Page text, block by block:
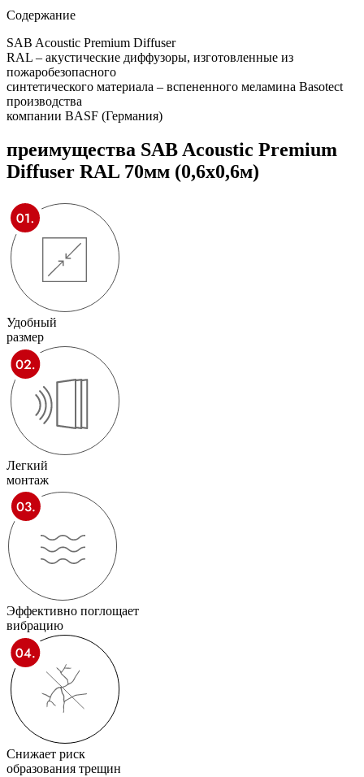
Содержание
SAB Acoustic Premium Diffuser
RAL – акустические диффузоры, изготовленные из
пожаробезопасного
синтетического материала – вспененного меламина Basotect
производства
компании BASF (Германия)
преимущества SAB Acoustic Premium
Diffuser RAL 70мм (0,6х0,6м)
Удобный
размер
Легкий
монтаж
Эффективно поглощает
вибрацию
Снижает риск
образования трещин